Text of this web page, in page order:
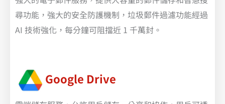
尋功能，強大的安全防護機制，垃圾郵件過濾功能經過
AI 技術強化，每分鐘可阻擋近 1 千萬封。
Google Drive